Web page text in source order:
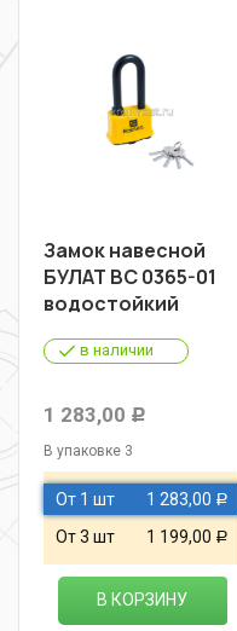
Замок навесной
БУЛАТ ВС 0365-01
водостойкий
в наличии
1 283,00 Р
В упаковке 3
От 1 шт 1 283,00 Р
От 3 шт 1 199,00 Р
В КОРЗИНУ